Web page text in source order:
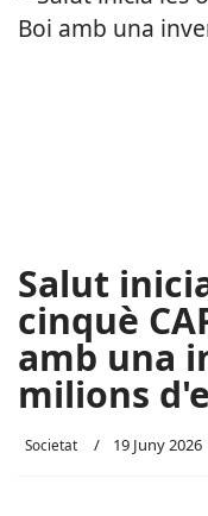
Salut
cinquè
amb una
milions
Societat 19 Juny 2026